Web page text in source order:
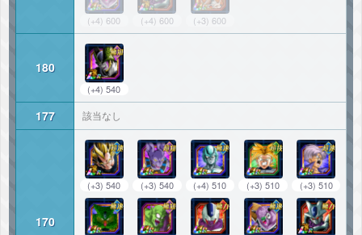
(+4) 600 (+4) 600 (+3) 600
180
(+4) 540
177 該当なし
170
(+3) 540 (+3) 540 (+4) 510 (+3) 510 (+3) 510